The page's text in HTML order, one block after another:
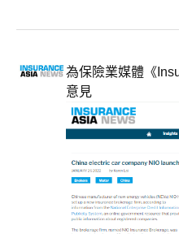
為保險業媒體《
意見